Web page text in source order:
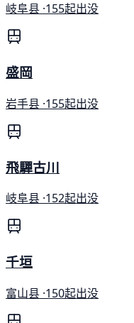
岐阜县 ·155起出没
盛岡
岩手县 ·155起出没
飛驒古川
岐阜县 ·152起出没
千垣
富山县 ·150起出没